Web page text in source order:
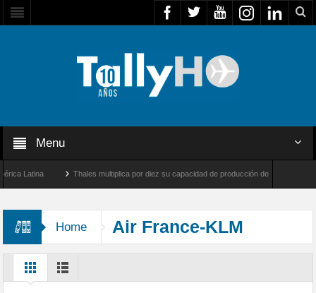
Menu
Thales multiplica por diez su capacidad de producción de radares en Brasil
Home Air France-KLM